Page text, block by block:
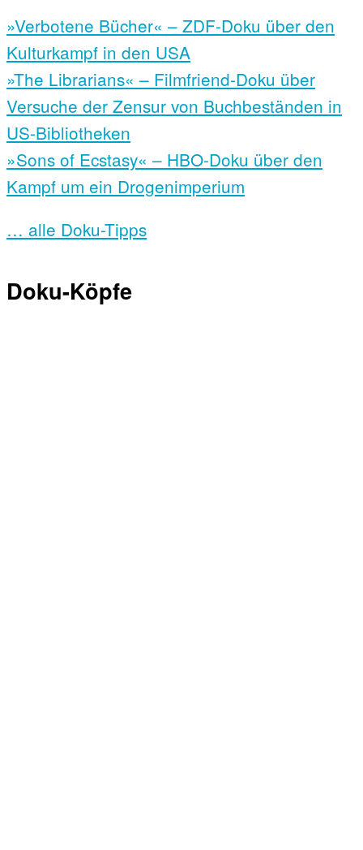
»Verbotene Bücher« – ZDF-Doku über den
Kulturkampf in den USA
»The Librarians« – Filmfriend-Doku über
Versuche der Zensur von Buchbeständen in
US-Bibliotheken
»Sons of Ecstasy« – HBO-Doku über den
Kampf um ein Drogenimperium
… alle Doku-Tipps
Doku-Köpfe